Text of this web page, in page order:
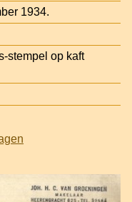
1934.
stempel op kaft